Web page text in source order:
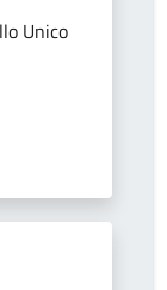
Unico